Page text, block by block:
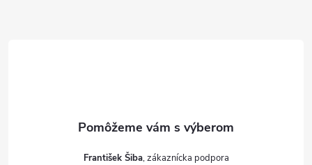
František Šiba